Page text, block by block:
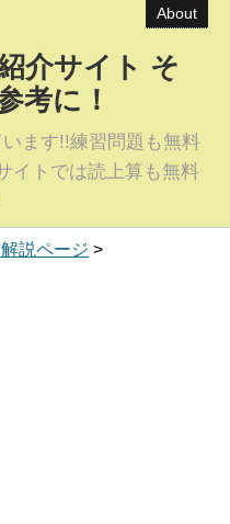
About
介サイト そ
考に！
ます!!練習問題も無料
イトでは読上算も無料
説ページ >